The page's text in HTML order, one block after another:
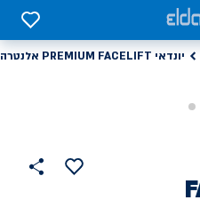
0
יונדאי PREMIUM FACELIFT אלנטרה
הוסף
למועדפים